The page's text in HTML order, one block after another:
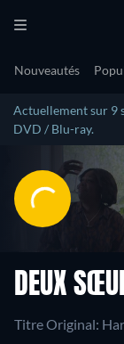
Nouveautés
Actuellement sur 9
DVD / Blu-ray.
DEUX
Titre Original: